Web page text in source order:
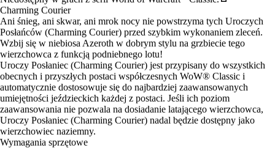
Charming Courier
Ani śnieg, ani skwar, ani mrok nocy nie powstrzyma tych Uroczych
Posłańców (Charming Courier) przed szybkim wykonaniem zleceń.
Wzbij się w niebiosa Azeroth w dobrym stylu na grzbiecie tego
wierzchowca z funkcją podniebnego lotu!
Uroczy Posłaniec (Charming Courier) jest przypisany do wszystkich
obecnych i przyszłych postaci współczesnych WoW® Classic i
automatycznie dostosowuje się do najbardziej zaawansowanych
umiejętności jeździeckich każdej z postaci. Jeśli ich poziom
zaawansowania nie pozwala na dosiadanie latającego wierzchowca,
Uroczy Posłaniec (Charming Courier) nadal będzie dostępny jako
wierzchowiec naziemny.
Wymagania sprzętowe